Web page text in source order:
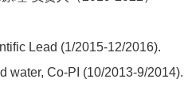
Lead (1/2015-12/2016).
water, Co-PI (10/2013-9/2014).